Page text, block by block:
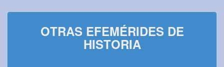
OTRAS EFEMÉRIDES DE
HISTORIA